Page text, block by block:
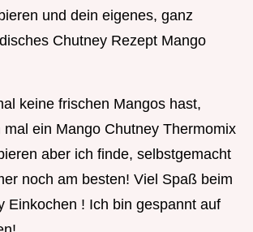
und dein eigenes, ganz
Chutney Rezept Mango
keine frischen Mangos hast,
mal ein Mango Chutney Thermomix
aber ich finde, selbstgemacht
noch am besten! Viel Spaß beim
Einkochen ! Ich bin gespannt auf